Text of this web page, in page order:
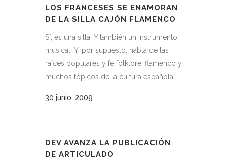
LOS FRANCESES SE ENAMORAN
DE LA SILLA CAJÓN FLAMENCO
Sí, es una silla. Y también un instrumento
musical. Y, por supuesto, habla de las
raíces populares y fe folklore, flamenco y
muchos tópicos de la cultura española...
30 junio, 2009
DEV AVANZA LA PUBLICACIÓN
DE ARTICULADO